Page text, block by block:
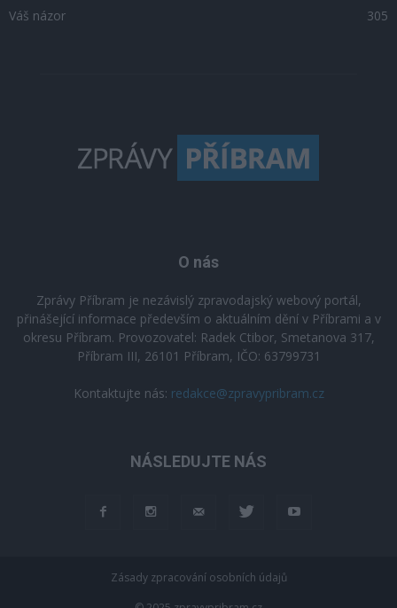
Váš názor
305
O nás
Zprávy Příbram je nezávislý zpravodajský webový portál,
přinášející informace především o aktuálním dění v Příbrami a v
okresu Příbram. Provozovatel: Radek Ctibor, Smetanova 317,
Příbram III, 26101 Příbram, IČO: 63799731
Kontaktujte nás: redakce@zpravypribram.cz
NÁSLEDUJTE NÁS
Zásady zpracování osobních údajů